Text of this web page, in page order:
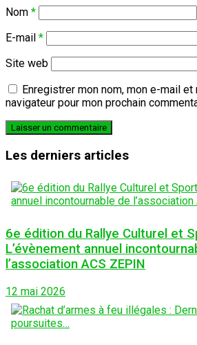
Nom *
E-mail *
Site web
Enregistrer mon nom, mon e-mail
navigateur pour mon prochain
Les derniers articles
6e édition du Rallye Culturel et
L’évènement annuel
l’association ACS ZEPIN
12 mai 2026